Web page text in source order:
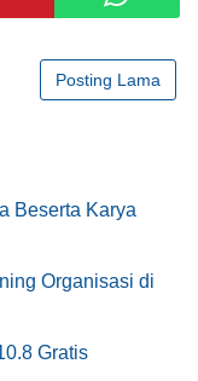
Posting Lama
Beserta Karya
Organisasi di
Gratis